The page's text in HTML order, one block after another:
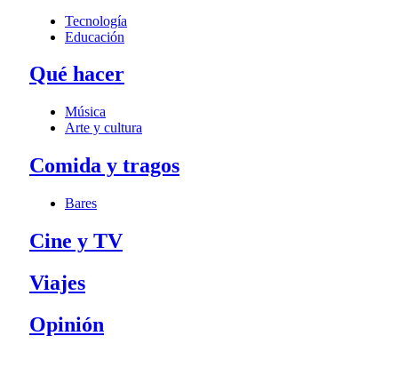
Tecnología
Educación
Qué hacer
Música
Arte y cultura
Comida y tragos
Bares
Cine y TV
Viajes
Opinión